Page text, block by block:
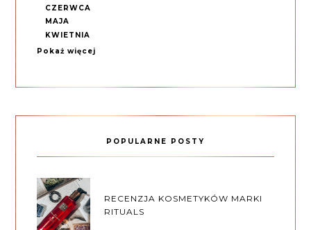
CZERWCA
MAJA
KWIETNIA
Pokaż więcej
POPULARNE POSTY
RECENZJA KOSMETYKÓW MARKI
RITUALS